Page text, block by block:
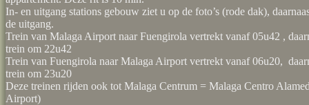
In- en uitgang stations gebouw ziet u op de foto’s (rode dak),
de uitgang.
Trein van Malaga Airport naar Fuengirola vertrekt vanaf 05u42 ,
trein om 22u42
Trein van Fuengirola naar Malaga Airport vertrekt vanaf 06u20,
trein om 23u20
Deze treinen rijden ook tot Malaga Centrum = Malaga Centro
Airport)